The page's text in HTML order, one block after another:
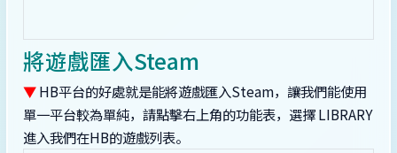
將遊戲匯入Steam
▼HB平台的好處就是能將遊戲匯入Steam，讓我們能使用
單一平台較為單純，請點擊右上角的功能表，選擇 LIBRARY
進入我們在HB的遊戲列表。